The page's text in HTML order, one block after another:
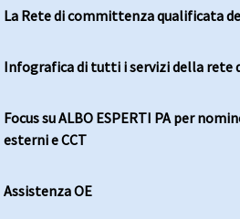
La Rete di committenza qualificata
Infografica di tutti i servizi della rete
Focus su ALBO ESPERTI PA per
esterni e CCT
Assistenza OE